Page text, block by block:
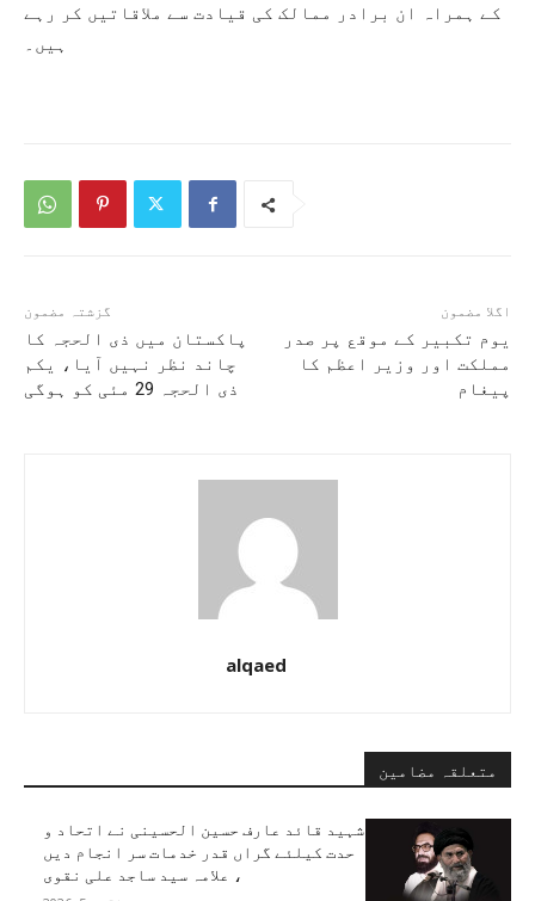
کے ہمراہ ان برادر ممالک کی قیادت سے ملاقاتیں کر رہے
ہیں۔
گزشتہ مضمون
پاکستان میں ذی الحجہ کا
چاند نظر نہیں آیا، یکم
ذی الحجہ 29 مئی کو ہوگی
اگلا مضمون
یوم تکبیر کے موقع پر صدر
مملکت اور وزیر اعظم کا
پیغام
alqaed
متعلقہ مضامین
شہید قائد عارف حسین الحسینی نے اتحاد و
حدت کیلئے گراں قدر خدمات سر انجام دیں
، علامہ سید ساجد علی نقوی